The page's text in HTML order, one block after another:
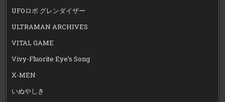
UFOロボ グレンダイザー
ULTRAMAN ARCHIVES
VITAL GAME
Vivy-Fluorite Eye’s Song
X-MEN
いぬやしき